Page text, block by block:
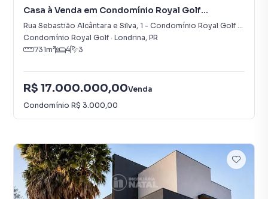
Casa à Venda em Condomínio Royal Golf
Residence
Rua Sebastião Alcântara e Silva, 1 - Condomínio Royal Golf Residence
Condomínio Royal Golf · Londrina, PR
731m² 4 3
R$ 17.000.000,00Venda
Condomínio R$ 3.000,00